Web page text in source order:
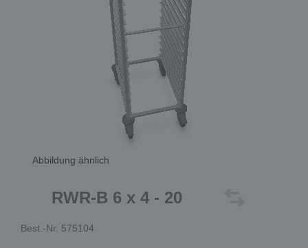
Abbildung ähnlich
RWR-B 6 x 4 - 20
Best.-Nr. 575104